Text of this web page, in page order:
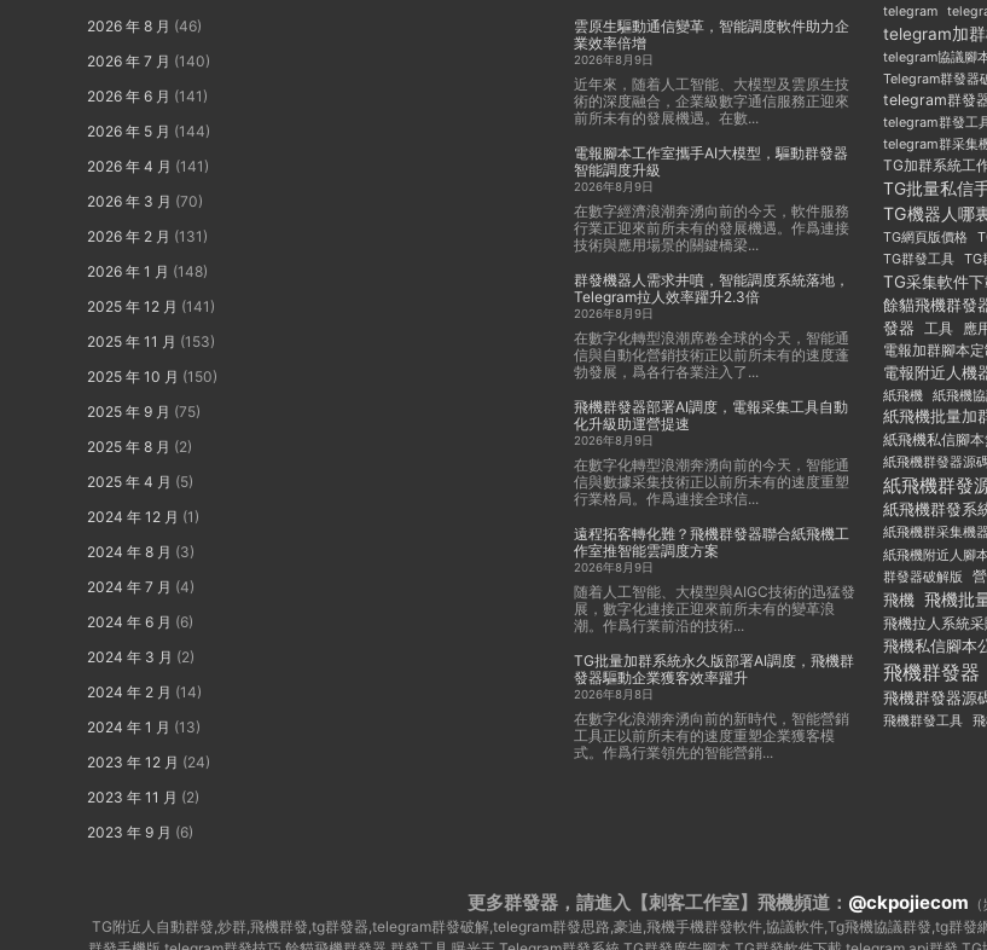
2026 年 8 月 (46)
2026 年 7 月 (140)
2026 年 6 月 (141)
2026 年 5 月 (144)
2026 年 4 月 (141)
2026 年 3 月 (70)
2026 年 2 月 (131)
2026 年 1 月 (148)
2025 年 12 月 (141)
2025 年 11 月 (153)
2025 年 10 月 (150)
2025 年 9 月 (75)
2025 年 8 月 (2)
2025 年 4 月 (5)
2024 年 12 月 (1)
2024 年 8 月 (3)
2024 年 7 月 (4)
2024 年 6 月 (6)
2024 年 3 月 (2)
2024 年 2 月 (14)
2024 年 1 月 (13)
2023 年 12 月 (24)
2023 年 11 月 (2)
2023 年 9 月 (6)
雲原生驅動通信變革，智能調度軟件助力企
業效率倍增
2026年8月9日
近年來，随着人工智能、大模型及雲原生技
術的深度融合，企業級數字通信服務正迎來
前所未有的發展機遇。在數...
電報腳本工作室攜手AI大模型，驅動群發器
智能調度升級
2026年8月9日
在數字經濟浪潮奔湧向前的今天，軟件服務
行業正迎來前所未有的發展機遇。作爲連接
技術與應用場景的關鍵橋梁...
群發機器人需求井噴，智能調度系統落地，
Telegram拉人效率躍升2.3倍
2026年8月9日
在數字化轉型浪潮席卷全球的今天，智能通
信與自動化營銷技術正以前所未有的速度蓬
勃發展，爲各行各業注入了...
飛機群發器部署AI調度，電報采集工具自動
化升級助運營提速
2026年8月9日
在數字化轉型浪潮奔湧向前的今天，智能通
信與數據采集技術正以前所未有的速度重塑
行業格局。作爲連接全球信...
遠程拓客轉化難？飛機群發器聯合紙飛機工
作室推智能雲調度方案
2026年8月9日
随着人工智能、大模型與AIGC技術的迅猛發
展，數字化連接正迎來前所未有的變革浪
潮。作爲行業前沿的技術...
TG批量加群系統永久版部署AI調度，飛機群
發器驅動企業獲客效率躍升
2026年8月8日
在數字化浪潮奔湧向前的新時代，智能營銷
工具正以前所未有的速度重塑企業獲客模
式。作爲行業領先的智能營銷...
telegram
telegram加
telegram協議腳
Telegram群發器
telegram群發
telegram群發工
telegram群采集
TG加群系統工
TG批量私信
TG機器人哪
TG網頁版價格
TG群發工具 TG
TG采集軟件
餘貓飛機群發
發器 工具 應
電報加群腳本定
電報附近人機
紙飛機
紙飛機
紙飛機批量加
紙飛機私信腳
紙飛機群發器源
紙飛機群發
紙飛機群發系
紙飛機群采集機
紙飛機附近人腳
群發器破解版
飛機 飛機批
飛機拉人系統
飛機私信腳本
飛機群發器
飛機群發器源
飛機群發工具
更多群發器，請進入【刺客工作室】 飛機頻道： @ckpojiecom
TG附近人自動群發,炒群,飛機群發,tg群發器,telegram群發破解,telegram群發思路,豪迪,飛機手機群發軟件,協議軟件,Tg飛機協議群發,tg群